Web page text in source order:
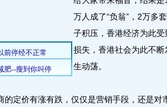
万人成了“负翁”，2万多
子积压，香港经济为此受
损失，香港社会为此不断
生动荡。
定价有涨有跌，仅仅是营销手段，还是对